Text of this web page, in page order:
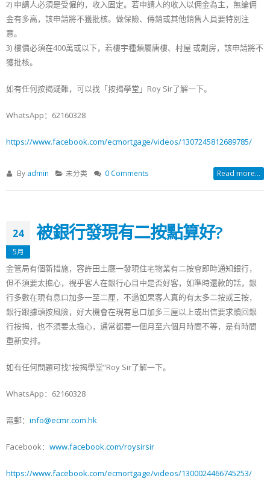
2) 申請人必須是受僱的，收入固定。若申請人的收入以佣金為主，無論佣
金有多高，該申請將不獲批核。做保險、傳銷或其他銷售人員要特別注
意。
3) 樓價必須在400萬或以下，若樓宇種類屬唐樓、村屋 或劏房，該申請將不
獲批核。
如有任何按揭疑難，可以找「按揭學堂」Roy Sir了解一下。
WhatsApp：62160328
https://www.facebook.com/ecmortgage/videos/1307245812689785/
By admin 未分类 0 Comments Read more...
24
5月
被銀行發現有二按點算好?
金管局有個新措施，容許田土廳一發現住宅物業有二按會即時通知銀行，
但不須要太擔心，視乎客人在銀行心目中是否好客，如準時還款的話，銀
行多數在現有息口加多一至二厘，不過如果客人真的有太多二按或三按，
銀行跟據頭按風險，好大機會在現有息口加多三厘以上或出信要求贖回銀
行按揭，也不須要太擔心，通常都要一個月至六個月時間不等，是有時間
重新安排。
如有任何問題可找”按揭學堂”Roy Sir了解一下。
WhatsApp：62160328
電郵： info@ecmr.com.hk
Facebook： www.facebook.com/roysirsir
https://www.facebook.com/ecmortgage/videos/1300024466745253/